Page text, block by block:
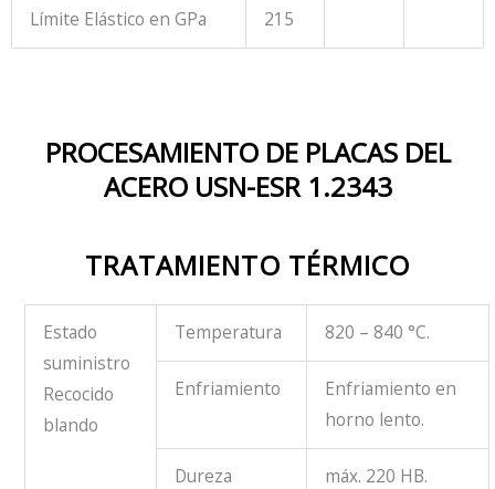
Límite Elástico en GPa 215
PROCESAMIENTO DE PLACAS DEL
ACERO USN-ESR 1.2343
TRATAMIENTO TÉRMICO
Estado
suministro
Recocido
blando
Temperatura 820 – 840 °C.
Enfriamiento
Enfriamiento en
horno lento.
Dureza máx. 220 HB.